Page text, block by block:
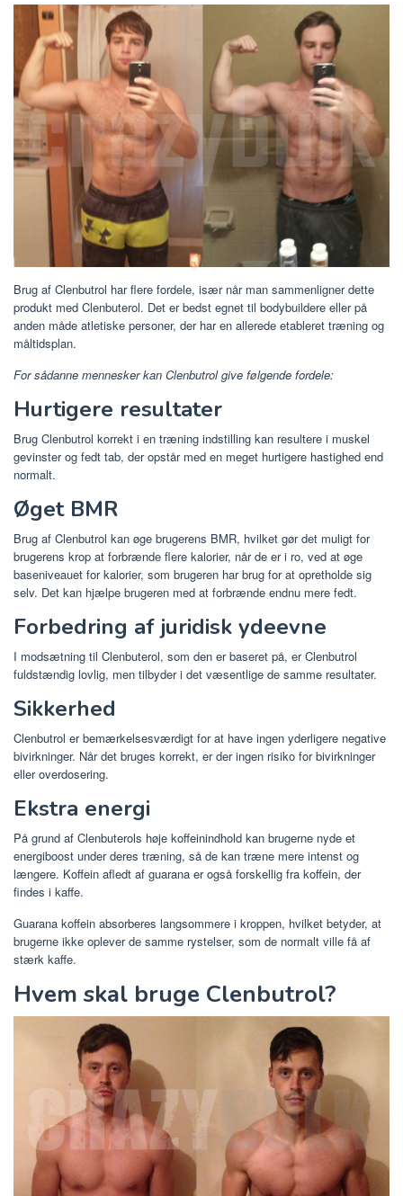
Brug af Clenbutrol har flere fordele, især når man sammenligner dette
produkt med Clenbuterol. Det er bedst egnet til bodybuildere eller på
anden måde atletiske personer, der har en allerede etableret træning og
måltidsplan.
For sådanne mennesker kan Clenbutrol give følgende fordele:
Hurtigere resultater
Brug Clenbutrol korrekt i en træning indstilling kan resultere i muskel
gevinster og fedt tab, der opstår med en meget hurtigere hastighed end
normalt.
Øget BMR
Brug af Clenbutrol kan øge brugerens BMR, hvilket gør det muligt for
brugerens krop at forbrænde flere kalorier, når de er i ro, ved at øge
baseniveauet for kalorier, som brugeren har brug for at opretholde sig
selv. Det kan hjælpe brugeren med at forbrænde endnu mere fedt.
Forbedring af juridisk ydeevne
I modsætning til Clenbuterol, som den er baseret på, er Clenbutrol
fuldstændig lovlig, men tilbyder i det væsentlige de samme resultater.
Sikkerhed
Clenbutrol er bemærkelsesværdigt for at have ingen yderligere negative
bivirkninger. Når det bruges korrekt, er der ingen risiko for bivirkninger
eller overdosering.
Ekstra energi
På grund af Clenbuterols høje koffeinindhold kan brugerne nyde et
energiboost under deres træning, så de kan træne mere intenst og
længere. Koffein afledt af guarana er også forskellig fra koffein, der
findes i kaffe.
Guarana koffein absorberes langsommere i kroppen, hvilket betyder, at
brugerne ikke oplever de samme rystelser, som de normalt ville få af
stærk kaffe.
Hvem skal bruge Clenbutrol?